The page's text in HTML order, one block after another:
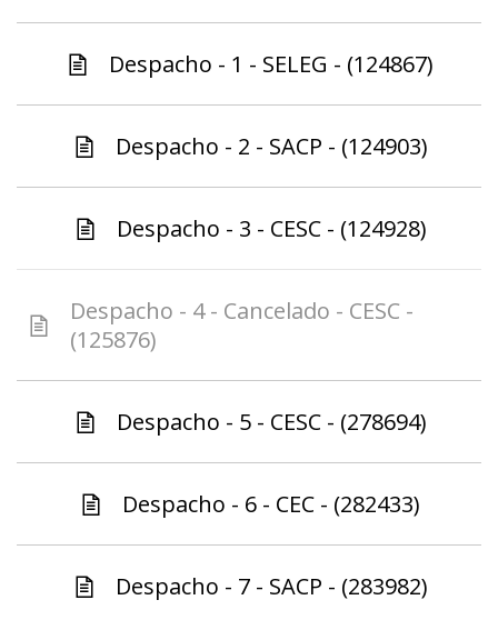
Despacho - 1 - SELEG - (124867)
Despacho - 2 - SACP - (124903)
Despacho - 3 - CESC - (124928)
Despacho - 4 - Cancelado - CESC -
(125876)
Despacho - 5 - CESC - (278694)
Despacho - 6 - CEC - (282433)
Despacho - 7 - SACP - (283982)